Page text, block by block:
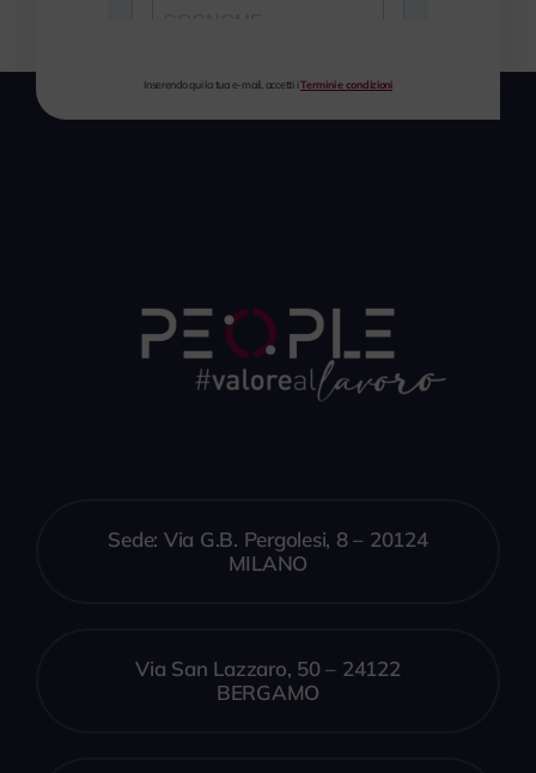
Inserendo qui la tua e-mail, accetti iTermini e condizioni
Sede: Via G.B. Pergolesi, 8 – 20124
MILANO
Via San Lazzaro, 50 – 24122
BERGAMO